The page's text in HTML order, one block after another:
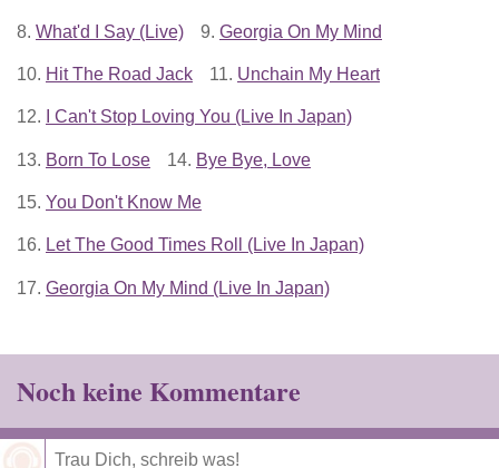
8. What'd I Say (Live) 9. Georgia On My Mind
10. Hit The Road Jack 11. Unchain My Heart
12. I Can't Stop Loving You (Live In Japan)
13. Born To Lose 14. Bye Bye, Love
15. You Don't Know Me
16. Let The Good Times Roll (Live In Japan)
17. Georgia On My Mind (Live In Japan)
Noch keine Kommentare